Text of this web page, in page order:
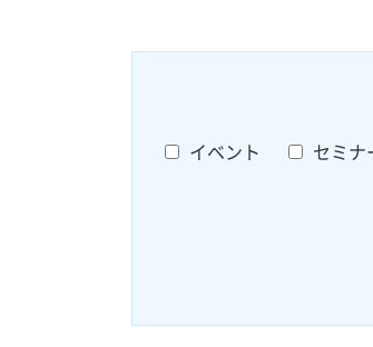
イベント セミナ